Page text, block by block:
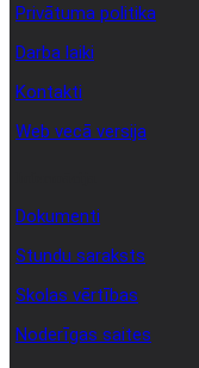
Privātuma politika
Darba laiki
Kontakti
Web vecā versija
Dokumenti
Stundu saraksts
Skolas vērtības
Noderīgas saites